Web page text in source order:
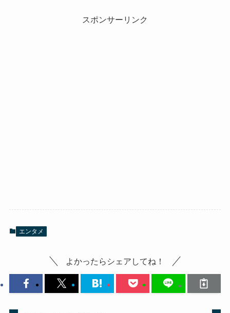
スポンサーリンク
エンタメ
よかったらシェアしてね！